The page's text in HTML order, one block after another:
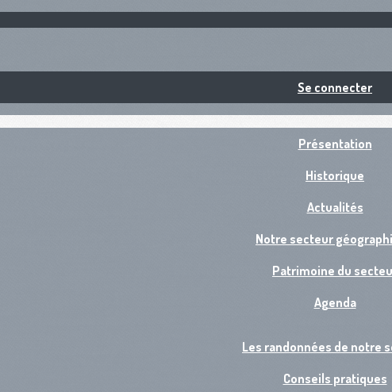
Se connecter
Présentation
Historique
Actualités
Notre secteur
Patrimoine du
Agenda
Les randonnées de notre
Conseils pratiques